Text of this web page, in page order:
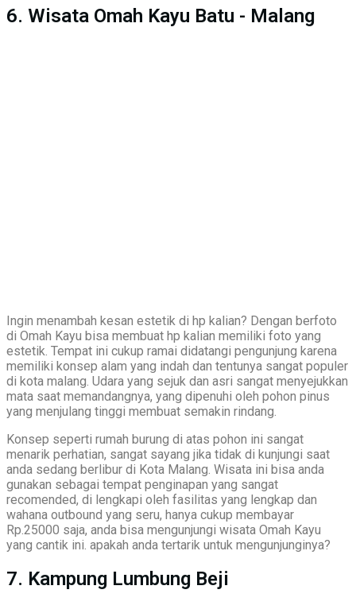
6. Wisata Omah Kayu Batu - Malang
Ingin menambah kesan estetik di hp kalian? Dengan berfoto
di Omah Kayu bisa membuat hp kalian memiliki foto yang
estetik. Tempat ini cukup ramai didatangi pengunjung karena
memiliki konsep alam yang indah dan tentunya sangat populer
di kota malang. Udara yang sejuk dan asri sangat menyejukkan
mata saat memandangnya, yang dipenuhi oleh pohon pinus
yang menjulang tinggi membuat semakin rindang.
Konsep seperti rumah burung di atas pohon ini sangat
menarik perhatian, sangat sayang jika tidak di kunjungi saat
anda sedang berlibur di Kota Malang. Wisata ini bisa anda
gunakan sebagai tempat penginapan yang sangat
recomended, di lengkapi oleh fasilitas yang lengkap dan
wahana outbound yang seru, hanya cukup membayar
Rp.25000 saja, anda bisa mengunjungi wisata Omah Kayu
yang cantik ini. apakah anda tertarik untuk mengunjunginya?
7. Kampung Lumbung Beji